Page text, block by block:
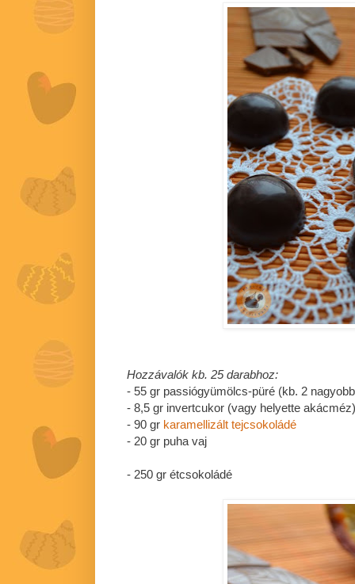
Hozzávalók kb. 25 darabhoz:
- 55 gr passiógyümölcs-püré (kb. 2
- 8,5 gr invertcukor (vagy helyette akácméz)
- 90 gr karamellizált tejcsokoládé
- 20 gr puha vaj
- 250 gr étcsokoládé